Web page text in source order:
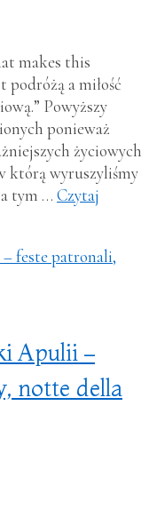
makes this
a miłość
Powyższy
ponieważ
życiowych
którą wyruszyliśmy
tym … Czytaj
Apulii –
notte della